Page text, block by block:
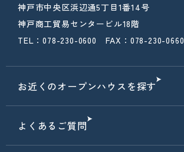
神戸市中央区浜辺通5丁目1番14号
神戸商工貿易センタービル18階
TEL：078-230-0600 FAX：078-230-0660
お近くのオープンハウスを探す
よくあるご質問